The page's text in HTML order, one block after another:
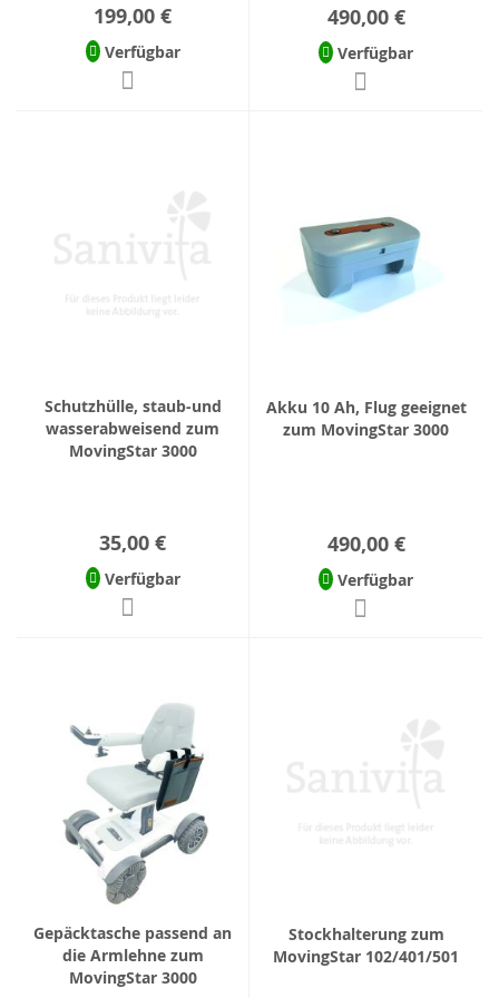
199,00 €
Verfügbar
490,00 €
Verfügbar
Schutzhülle, staub-und
wasserabweisend zum
MovingStar 3000
35,00 €
Verfügbar
Akku 10 Ah, Flug geeignet
zum MovingStar 3000
490,00 €
Verfügbar
Gepäcktasche passend an
die Armlehne zum
MovingStar 3000
Stockhalterung zum
MovingStar 102/401/501